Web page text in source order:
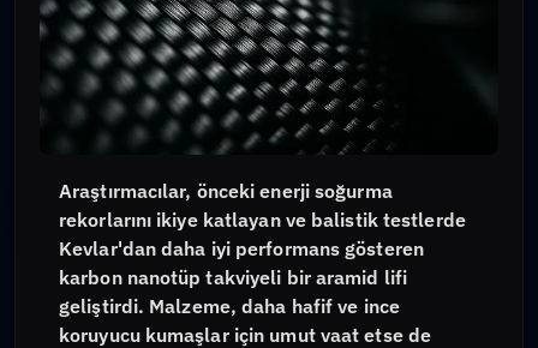
Araştırmacılar, önceki enerji soğurma
rekorlarını ikiye katlayan ve balistik testlerde
Kevlar'dan daha iyi performans gösteren
karbon nanotüp takviyeli bir aramid lifi
geliştirdi. Malzeme, daha hafif ve ince
koruyucu kumaşlar için umut vaat etse de